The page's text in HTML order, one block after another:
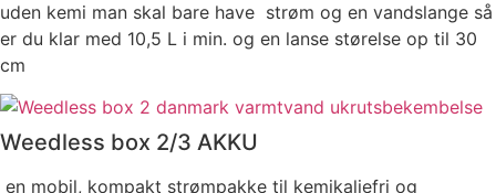
uden kemi man skal bare have strøm og en vandslange så
er du klar med 10,5 L i min. og en lanse størelse op til 30
cm
Weedless box 2/3 AKKU
en mobil, kompakt strømpakke til kemikaliefri og